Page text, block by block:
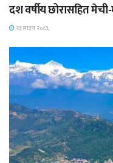
दश वर्षीय छोरासहित
२३ साउन २०८३,